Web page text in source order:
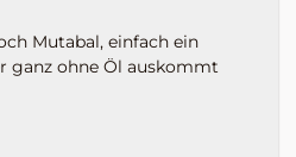
Mutabal, einfach ein
ganz ohne Öl auskommt